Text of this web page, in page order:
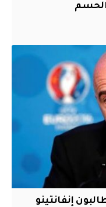
الحسم
إنفانتينو